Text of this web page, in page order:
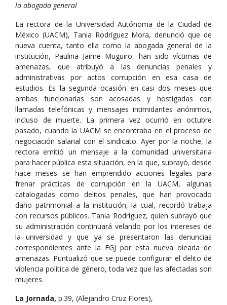
la abogada general
La rectora de la Universidad Autónoma de la Ciudad de
México (UACM), Tania Rodríguez Mora, denunció que de
nueva cuenta, tanto ella como la abogada general de la
institución, Paulina Jaime Muguiro, han sido víctimas de
amenazas, que atribuyó a las denuncias penales y
administrativas por actos corrupción en esa casa de
estudios. Es la segunda ocasión en casi dos meses que
ambas funcionarias son acosadas y hostigadas con
llamadas telefónicas y mensajes intimidantes anónimos,
incluso de muerte. La primera vez ocurrió en octubre
pasado, cuando la UACM se encontraba en el proceso de
negociación salarial con el sindicato. Ayer por la noche, la
rectora emitió un mensaje a la comunidad universitaria
para hacer pública esta situación, en la que, subrayó, desde
hace meses se han emprendido acciones legales para
frenar prácticas de corrupción en la UACM, algunas
catalogadas como delitos penales, que han provocado
daño patrimonial a la institución, la cual, recordó trabaja
con recursos públicos. Tania Rodríguez, quien subrayó que
su administración continuará velando por los intereses de
la universidad y que ya se presentaron las denuncias
correspondientes ante la FGJ por esta nueva oleada de
amenazas. Puntualizó que se puede configurar el delito de
violencia política de género, toda vez que las afectadas son
mujeres.
La Jornada, p.39, (Alejandro Cruz Flores),